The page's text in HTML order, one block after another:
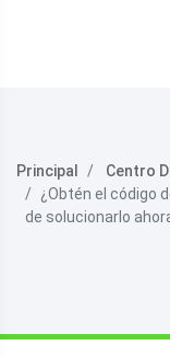
Principal
Centro
¿Obtén el código
de solucionarlo